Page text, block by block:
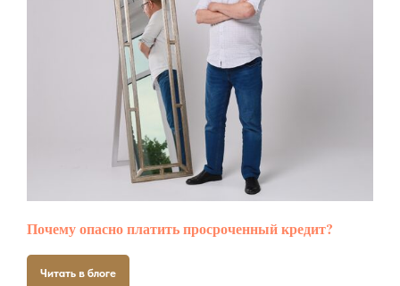
Почему опасно платить просроченный кредит?
Читать в блоге